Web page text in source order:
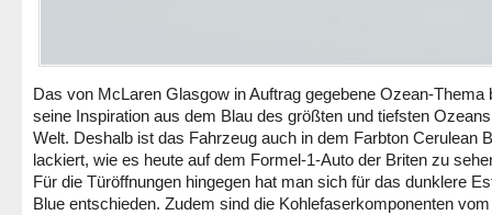
Das von McLaren Glasgow in Auftrag gegebene Ozean-Thema
seine Inspiration aus dem Blau des größten und tiefsten
Welt. Deshalb ist das Fahrzeug auch in dem Farbton Cerulean
lackiert, wie es heute auf dem Formel-1-Auto der Briten zu
Für die Türöffnungen hingegen hat man sich für das dunklere
Blue entschieden. Zudem sind die Kohlefaserkomponenten